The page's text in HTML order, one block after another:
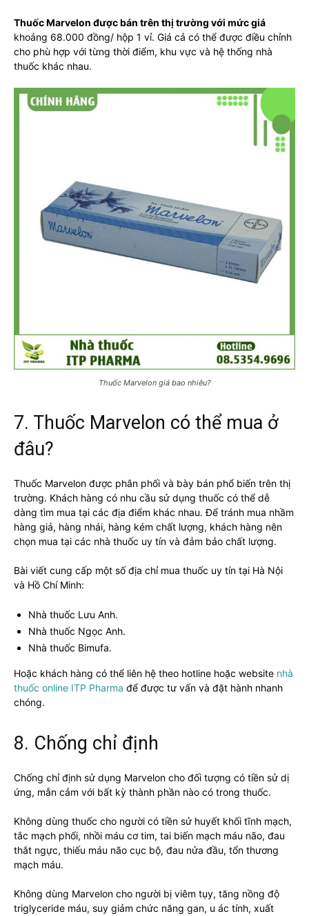
Thuốc Marvelon được bán trên thị trường với mức giá
khoảng 68.000 đồng/ hộp 1 vỉ. Giá cả có thể được điều chỉnh
cho phù hợp với từng thời điểm, khu vực và hệ thống nhà
thuốc khác nhau.
Thuốc Marvelon giá bao nhiêu?
7. Thuốc Marvelon có thể mua ở
đâu?
Thuốc Marvelon được phân phối và bày bán phổ biến trên thị
trường. Khách hàng có nhu cầu sử dụng thuốc có thể dễ
dàng tìm mua tại các địa điểm khác nhau. Để tránh mua nhầm
hàng giả, hàng nhái, hàng kém chất lượng, khách hàng nên
chọn mua tại các nhà thuốc uy tín và đảm bảo chất lượng.
Bài viết cung cấp một số địa chỉ mua thuốc uy tín tại Hà Nội
và Hồ Chí Minh:
Nhà thuốc Lưu Anh.
Nhà thuốc Ngọc Anh.
Nhà thuốc Bimufa.
Hoặc khách hàng có thể liên hệ theo hotline hoặc website nhà
thuốc online ITP Pharma để được tư vấn và đặt hành nhanh
chóng.
8. Chống chỉ định
Chống chỉ định sử dụng Marvelon cho đối tượng có tiền sử dị
ứng, mẫn cảm với bất kỳ thành phần nào có trong thuốc.
Không dùng thuốc cho người có tiền sử huyết khối tĩnh mạch,
tắc mạch phổi, nhồi máu cơ tim, tai biến mạch máu não, đau
thắt ngực, thiếu máu não cục bộ, đau nửa đầu, tổn thương
mạch máu.
Không dùng Marvelon cho người bị viêm tụy, tăng nồng độ
triglyceride máu, suy giảm chức năng gan, u ác tính, xuất